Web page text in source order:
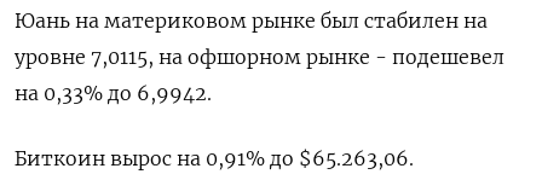
Юань на материковом рынке был стабилен на
уровне 7,0115​, на офшорном рынке - подешевел
на 0,33% до 6,9942.
Биткоин вырос на 0,91% до $65.263,06.